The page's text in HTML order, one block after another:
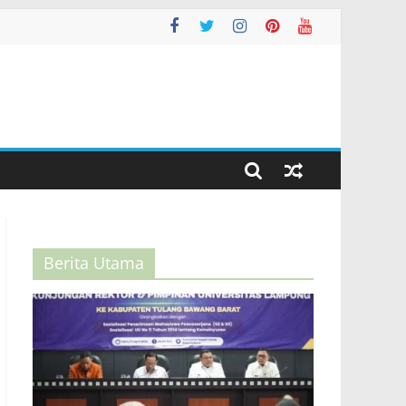
Berita Utama